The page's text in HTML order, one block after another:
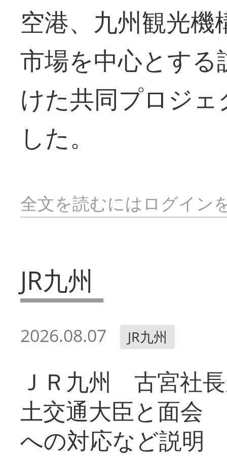
空港、九州観光
市場を中心とす
けた共同プロジ
した。
全文を読むにはログイン
JR九州
2026.08.07 JR九州
ＪＲ九州 古宮社
土交通大臣と面会
への対応など説明